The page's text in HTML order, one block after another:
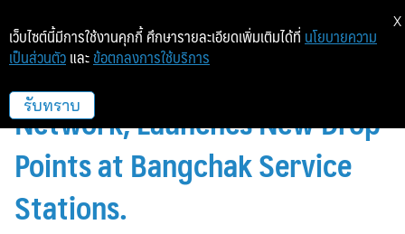
J&T Express Expands Logistics
Network, Launches New Drop
Points at Bangchak Service
Stations.
เว็บไซต์นี้มีการใช้งานคุกกี้ ศึกษารายละเอียดเพิ่มเติมได้ที่ นโยบายความ
เป็นส่วนตัว และ ข้อตกลงการใช้บริการ
รับทราบ
X